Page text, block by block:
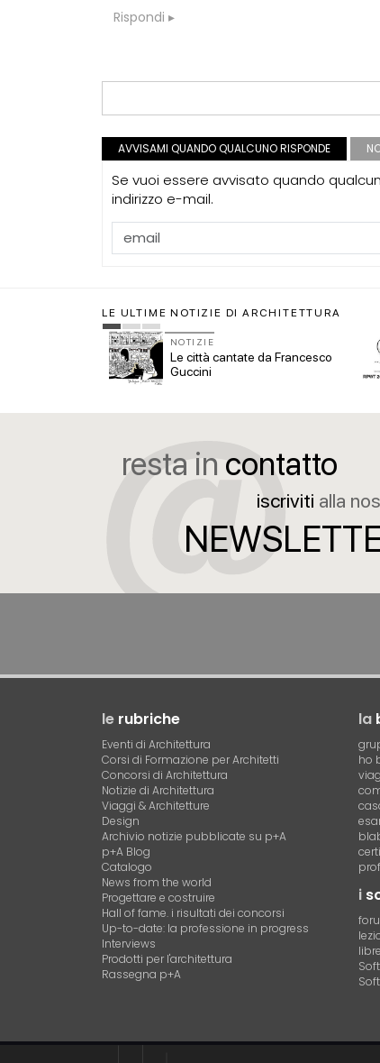
Rispondi
AVVISAMI QUANDO QUALCUNO RISPONDE
Se vuoi essere avvisato quando
indirizzo e-mail.
LE ULTIME NOTIZIE DI ARCHITETTURA
NOTIZIE
Le città cantate da Francesco
Guccini
resta in contatto
iscriviti alla
le rubriche
Eventi di Architettura
Corsi di Formazione per Architetti
Concorsi di Architettura
Notizie di Architettura
Viaggi & Architetture
Design
Archivio notizie pubblicate su p+A
p+A Blog
Catalogo
News from the world
Progettare e costruire
Hall of fame. i risultati dei concorsi
Up-to-date: la professione in progress
Interviews
Prodotti per l'architettura
Rassegna p+A
la
ho
i